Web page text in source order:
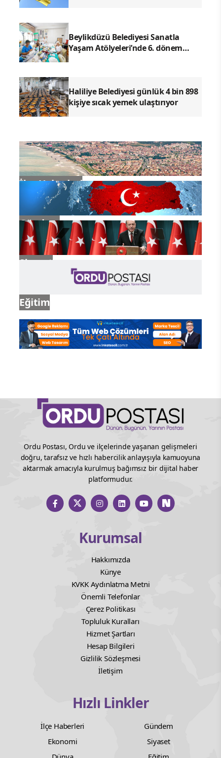
Beylikdüzü Belediyesi Sanatla
Yaşam Atölyeleri’nde 6. dönem
Haliliye Belediyesi günlük 4 bin 898
kişiye sıcak yemek ulaştırıyor
İlçe Haberleri
Gündem
Siyaset
Eğitim
Ordu Postası, Ordu ve ilçelerinde yaşanan gelişmeleri
doğru, tarafsız ve hızlı habercilik anlayışıyla kamuoyuna
aktarmak amacıyla kurulmuş bağımsız bir dijital haber
platformudur.
Kurumsal
Hakkımızda
Künye
KVKK Aydınlatma Metni
Önemli Telefonlar
Çerez Politikası
Topluluk Kuralları
Hizmet Şartları
Hesap Bilgileri
Gizlilik Sözleşmesi
İletişim
Hızlı Linkler
İlçe Haberleri
Gündem
Ekonomi
Siyaset